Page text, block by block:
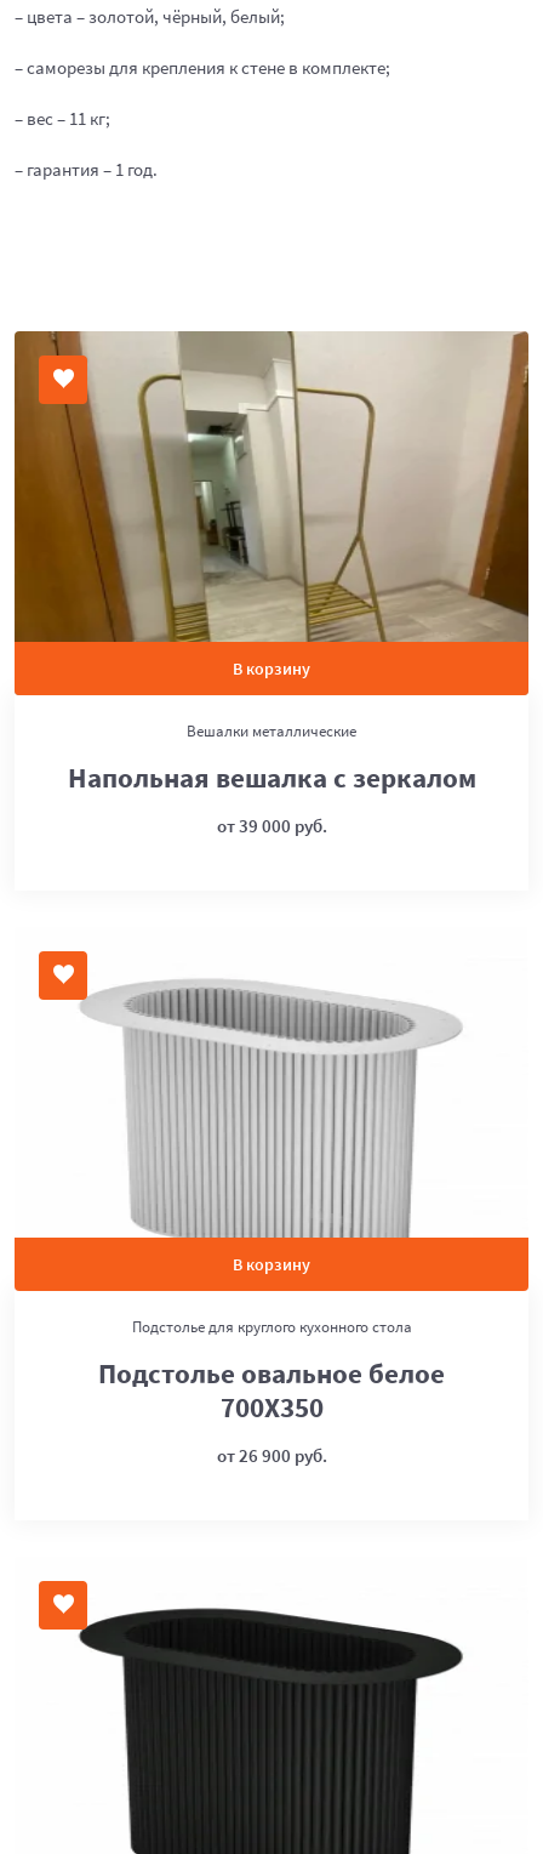
– цвета – золотой, чёрный, белый;
– саморезы для крепления к стене в комплекте;
– вес – 11 кг;
– гарантия – 1 год.
В корзину
Вешалки металлические
Напольная вешалка с зеркалом
от 39 000 руб.
В корзину
Подстолье для круглого кухонного стола
Подстолье овальное белое
700Х350
от 26 900 руб.